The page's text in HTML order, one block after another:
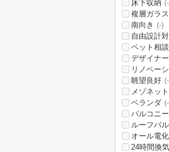
床下収納
複層ガラス
南向き (-)
自由設計
ペット相談
デザイナ
リノベー
眺望良好
メゾネット
ベランダ
バルコニー
ルーフバ
オール電化
24時間換